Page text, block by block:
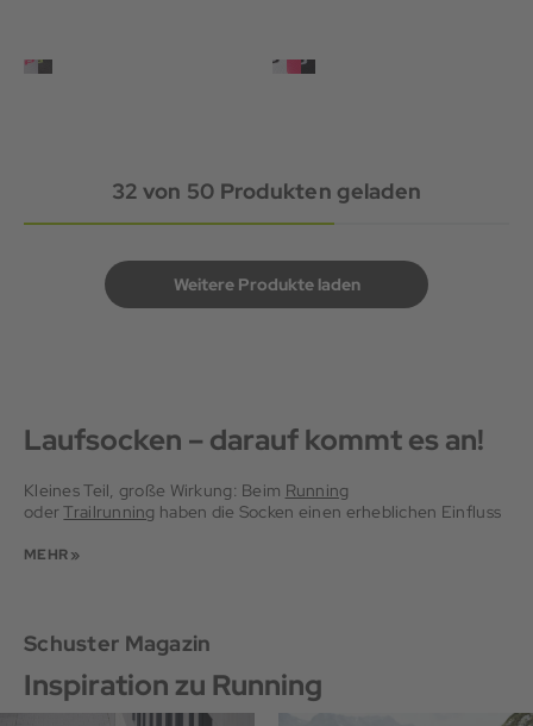
32 von 50 Produkten geladen
Weitere Produkte laden
Laufsocken – darauf kommt es an!
Kleines Teil, große Wirkung: Beim Running
oderTrailrunning haben die Socken einen erheblichen Einfluss
ein Loch, wenn du dir Blasen läufst oder sich deine Füße feucht
Warum Laufsocken?
Vor allem Anfänger*inne fragen sich oft: Was bringen
MEHR »
Schuster Magazin
Inspiration zu Running